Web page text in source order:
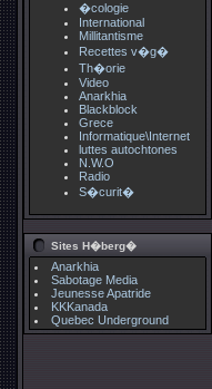
�cologie
International
Millitantisme
Recettes v�g�
Th�orie
Video
Anarkhia
Blackblock
Grece
Informatique\Internet
luttes autochtones
N.W.O
Radio
S�curit�
Sites H�berg�
Anarkhia
Sabotage Media
Jeunesse Apatride
KKKanada
Quebec Underground